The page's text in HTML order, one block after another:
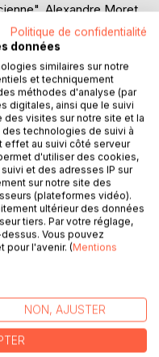
Alexandre Moret
des pratiques
qui continue de
d'histoire. À
Moret
égyptienne, qu'il
quotidiennes ou
sur des sources
illustrer comment la
de la vie
aux protections
le rôle des prêtres
centrales dans la
leurs
à travers les
de décrire les
une compréhension
Ce texte est une
souhaite comprendre
ancienne, et son
Politique de confidentialité
données
similaires sur notre
et techniquement
méthodes d'analyse (par
digitales, ainsi que le suivi
visites sur notre site et la
technologies de suivi à
effet au suivi côté serveur
d'utiliser des cookies,
et des adresses IP sur
sur notre site des
(plateformes vidéo).
ultérieur des données
tiers. Par votre réglage,
Vous pouvez
pour l'avenir. (Mentions
NON, AJUSTER